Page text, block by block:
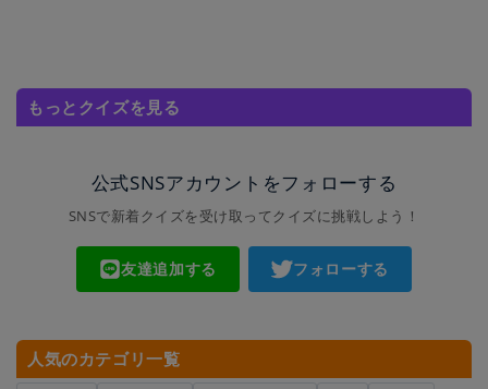
もっとクイズを見る
公式SNSアカウントをフォローする
SNSで新着クイズを受け取ってクイズに挑戦しよう！
友達追加する フォローする
人気のカテゴリ一覧